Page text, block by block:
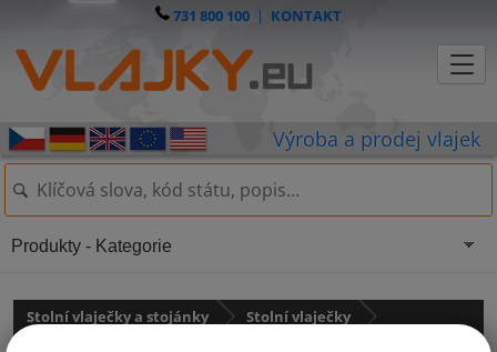
731 800 100 | KONTAKT
Stolní vlaječky a stojánky
Stolní vlaječky
Produkty - Kategorie